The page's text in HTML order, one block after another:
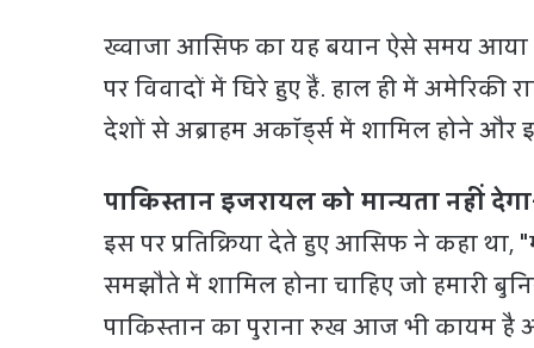
ख्वाजा आसिफ का यह बयान ऐसे समय आया
पर विवादों में घिरे हुए हैं. हाल ही में अमेरिकी
देशों से अब्राहम अकॉर्ड्स में शामिल होने और
पाकिस्तान इजरायल को मान्यता नहीं
इस पर प्रतिक्रिया देते हुए आसिफ ने कहा
समझौते में शामिल होना चाहिए जो हमारी
पाकिस्तान का पुराना रुख आज भी कायम